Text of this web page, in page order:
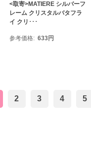
<取寄>MATIERE シルバーフ
レーム クリスタルバタフラ
イ クリ･･･
参考価格 633円
2 3 4 5